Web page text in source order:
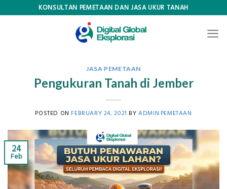
KONSULTAN PEMETAAN DAN JASA UKUR TANAH
JASA PEMETAAN
Pengukuran Tanah di Jember
POSTED ON FEBRUARY 24, 2021 BYADMIN.PEMETAAN
24
Feb